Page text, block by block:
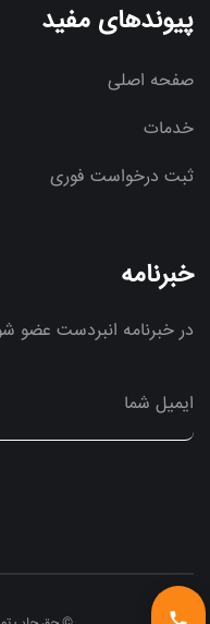
پیوندهای مفید
صفحه اصلی
خدمات
ثبت درخواست فوری
خبرنامه
در خبرنامه انبردست عضو